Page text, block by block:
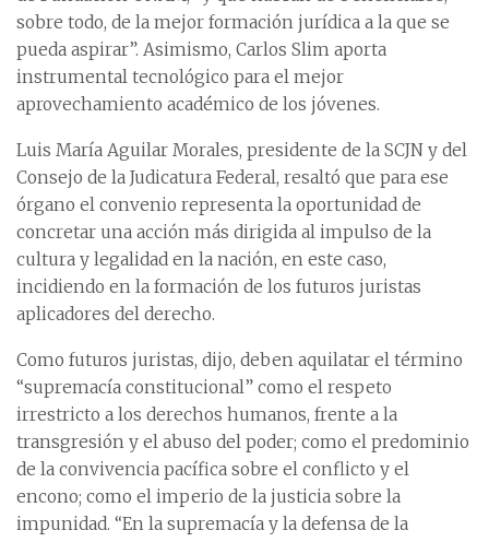
sobre todo, de la mejor formación jurídica a la que se
pueda aspirar”. Asimismo, Carlos Slim aporta
instrumental tecnológico para el mejor
aprovechamiento académico de los jóvenes.
Luis María Aguilar Morales, presidente de la SCJN y del
Consejo de la Judicatura Federal, resaltó que para ese
órgano el convenio representa la oportunidad de
concretar una acción más dirigida al impulso de la
cultura y legalidad en la nación, en este caso,
incidiendo en la formación de los futuros juristas
aplicadores del derecho.
Como futuros juristas, dijo, deben aquilatar el término
“supremacía constitucional” como el respeto
irrestricto a los derechos humanos, frente a la
transgresión y el abuso del poder; como el predominio
de la convivencia pacífica sobre el conflicto y el
encono; como el imperio de la justicia sobre la
impunidad. “En la supremacía y la defensa de la